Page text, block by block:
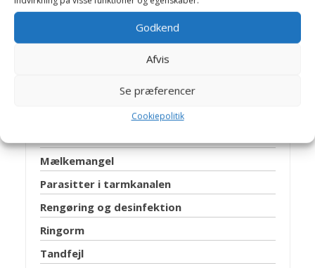
Godkend
Afvis
Se præferencer
Cookiepolitik
Artikler Gnavere Mus
ABC i rigtig pleje
Mælkemangel
Parasitter i tarmkanalen
Rengøring og desinfektion
Ringorm
Tandfejl